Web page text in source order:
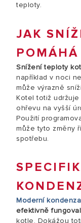
teploty.
JAK
Snížení teploty
například v noci
může výrazně
Kotel totiž
ohřevu na vyšší
Použití
může tyto změny
spotřebu.
Moderní
efektivně
kotle. Dokážou